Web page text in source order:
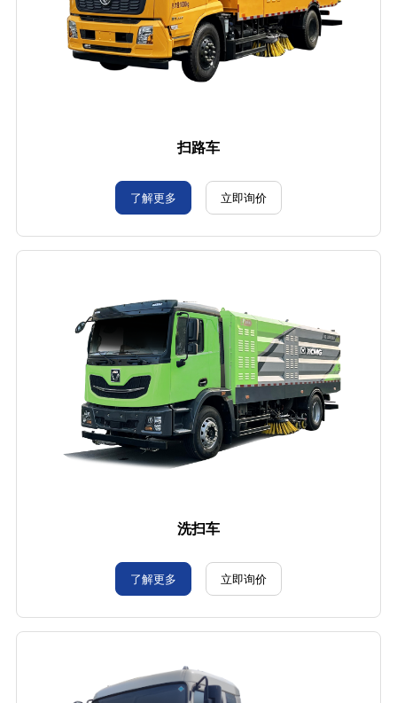
扫路车
了解更多 立即询价
洗扫车
了解更多 立即询价